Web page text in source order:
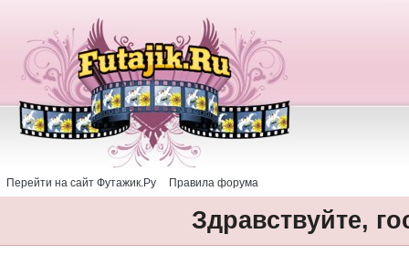
Перейти на сайт Футажик.Ру Правила форума
Здравствуйте,